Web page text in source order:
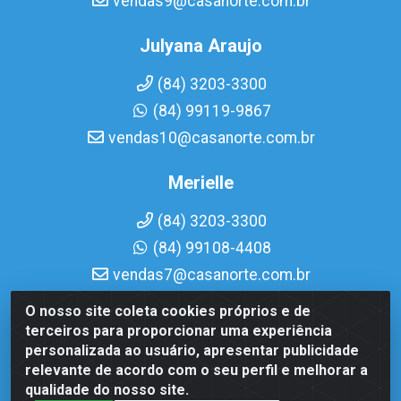
O nosso site coleta cookies próprios e de
terceiros para proporcionar uma experiência
personalizada ao usuário, apresentar publicidade
relevante de acordo com o seu perfil e melhorar a
qualidade do nosso site.
Julyana Araujo
(84) 3203-3300
(84) 99119-9867
vendas10@casanorte.com.br
Merielle
(84) 3203-3300
(84) 99108-4408
vendas7@casanorte.com.br
Casa Norte LTDA - Av. Interventor Mário Câmara, 1815 -
Dix-Sept Rosado, Natal/RN - CEP 59054-600 - CNPJ
08.713.513/0001-51